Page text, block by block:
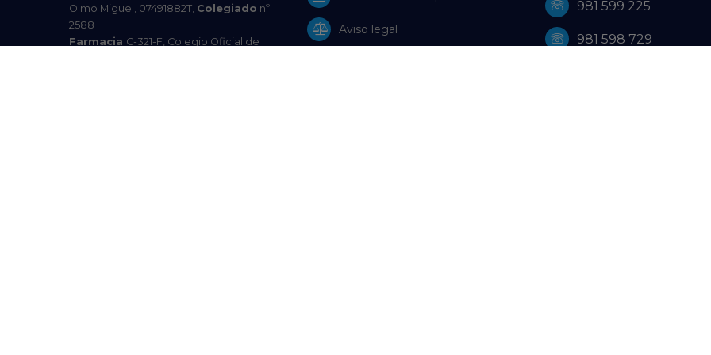
Olmo Miguel, 07491882T, Colegiado nº
2588
Farmacia C-321-F, Colegio Oficial de
Aviso legal
981 599 225
981 598 729